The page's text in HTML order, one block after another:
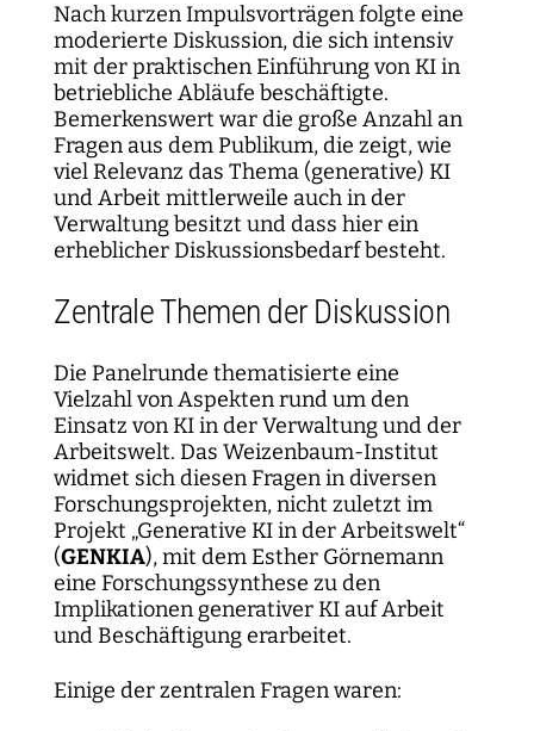
Nach kurzen Impulsvorträgen folgte eine
moderierte Diskussion, die sich intensiv
mit der praktischen Einführung von KI in
betriebliche Abläufe beschäftigte.
Bemerkenswert war die große Anzahl an
Fragen aus dem Publikum, die zeigt, wie
viel Relevanz das Thema (generative) KI
und Arbeit mittlerweile auch in der
Verwaltung besitzt und dass hier ein
erheblicher Diskussionsbedarf besteht.
Zentrale Themen der Diskussion
Die Panelrunde thematisierte eine
Vielzahl von Aspekten rund um den
Einsatz von KI in der Verwaltung und der
Arbeitswelt. Das Weizenbaum-Institut
widmet sich diesen Fragen in diversen
Forschungsprojekten, nicht zuletzt im
Projekt „Generative KI in der Arbeitswelt“
(GENKIA), mit dem Esther Görnemann
eine Forschungssynthese zu den
Implikationen generativer KI auf Arbeit
und Beschäftigung erarbeitet.
Einige der zentralen Fragen waren: